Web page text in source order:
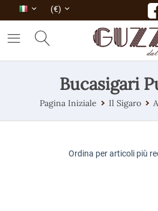
(€)
Bucasigari
Pagina Iniziale Il Sigaro
Ordina per articoli più